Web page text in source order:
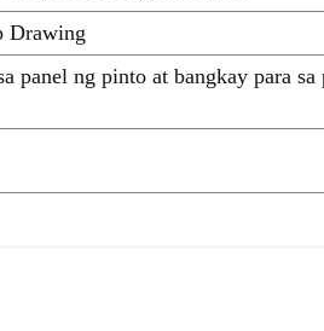
Drawing
panel ng pinto at bangkay para